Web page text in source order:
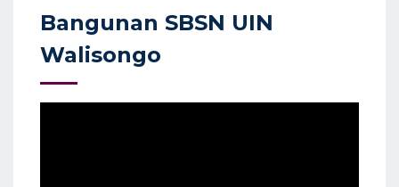
Bangunan SBSN UIN
Walisongo